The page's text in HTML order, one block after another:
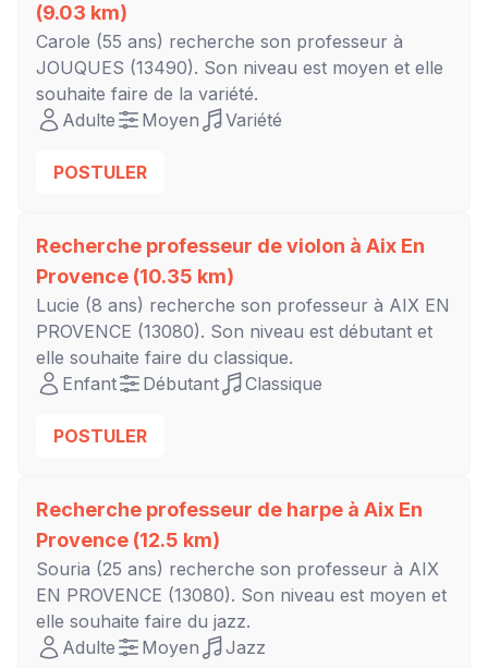
(9.03 km)
Carole (55 ans) recherche son professeur à
JOUQUES (13490). Son niveau est moyen et elle
souhaite faire de la variété.
Adulte
Moyen Variété
POSTULER
Recherche professeur de violon à Aix En
Provence (10.35 km)
Lucie (8 ans) recherche son professeur à AIX EN
PROVENCE (13080). Son niveau est débutant et
elle souhaite faire du classique.
Enfant
Débutant Classique
POSTULER
Recherche professeur de harpe à Aix En
Provence (12.5 km)
Souria (25 ans) recherche son professeur à AIX
EN PROVENCE (13080). Son niveau est moyen et
elle souhaite faire du jazz.
Adulte
Moyen Jazz